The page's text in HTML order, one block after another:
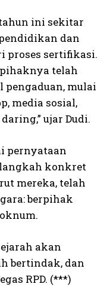
ini sekitar
dan
proses sertifikasi.
telah
pengaduan, mulai
media sosial,
ujar Dudi.
pernyataan
konkret
mereka, telah
berpihak
akan
bertindak, dan
RPD. (***)